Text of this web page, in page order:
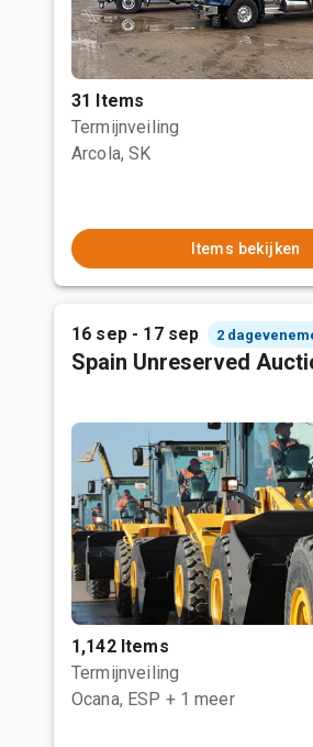
31 Items
Termijnveiling
Arcola, SK
Items bekijken
16 sep - 17 sep 2
Spain Unreserved
1,142 Items
Termijnveiling
Ocana, ESP + 1 meer